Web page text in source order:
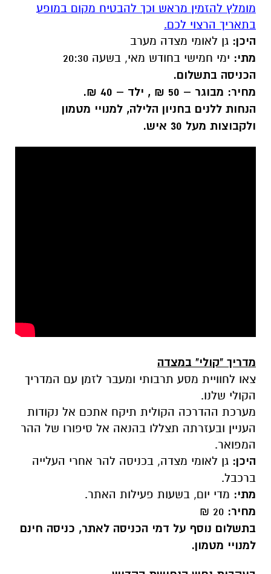
מומלץ להזמין מראש וכך להבטיח מקום במופע
בתאריך הרצוי לכם.
היכן: גן לאומי מצדה מערב
מתי: ימי חמישי בחודש מאי, בשעה 20:30
הכניסה בתשלום.
מחיר: מבוגר – 50 ₪ , ילד – 40 ₪.
הנחות ללנים בחניון הלילה, למנויי מטמון
ולקבוצות מעל 30 איש.
מדריך "קולי" במצדה
צאו לחוויית מסע תרבותי ומעבר לזמן עם המדריך
הקולי שלנו.
מערכת ההדרכה הקולית תיקח אתכם אל נקודות
העניין ובעזרתה תצללו בהנאה אל סיפורו של ההר
המפואר.
היכן: גן לאומי מצדה, בכניסה להר אחרי העלייה
ברכבל.
מתי: מדי יום, בשעות פעילות האתר.
מחיר: 20 ₪
בתשלום נוסף על דמי הכניסה לאתר, כניסה חינם
למנויי מטמון.